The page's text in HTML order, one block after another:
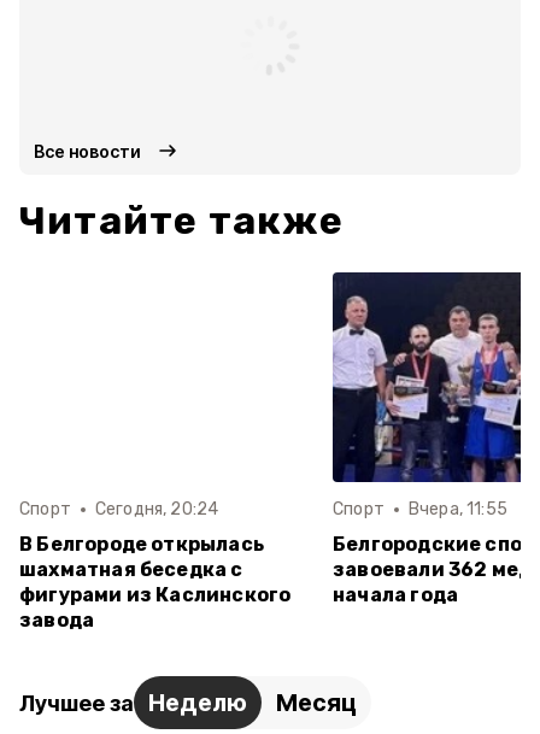
Все новости
Читайте также
Спорт Сегодня, 20:24
В Белгороде открылась
шахматная беседка с
фигурами из Каслинского
завода
Спорт Вчера, 11:55
Белгородские
завоевали 362
начала года
Лучшее за Неделю Месяц